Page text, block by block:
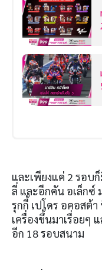
และเพียงแค่ 2 รอบก็
ลี่ และอีกคัน อเล็กซ์
รุกกี้ เปโดร อคอสต้
เครื่องขึ้นมาเรื่อยๆ
อีก 18รอบสนาม